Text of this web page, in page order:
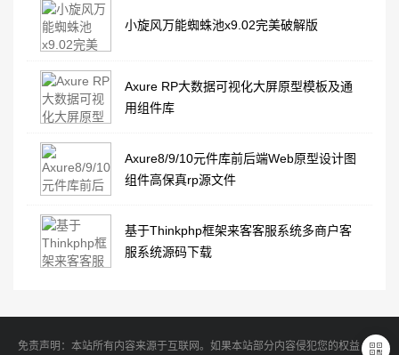
小旋风万能蜘蛛池x9.02完美破解版
Axure RP大数据可视化大屏原型模板及通
用组件库
Axure8/9/10元件库前后端Web原型设计图
组件高保真rp源文件
基于Thinkphp框架来客客服系统多商户客
服系统源码下载
免责声明：本站所有内容来源于互联网。如果本站部分内容侵犯您的权益，请